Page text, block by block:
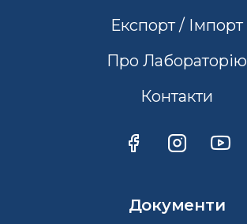
Експорт / Імпорт
Про Лабораторію
Контакти
Документи